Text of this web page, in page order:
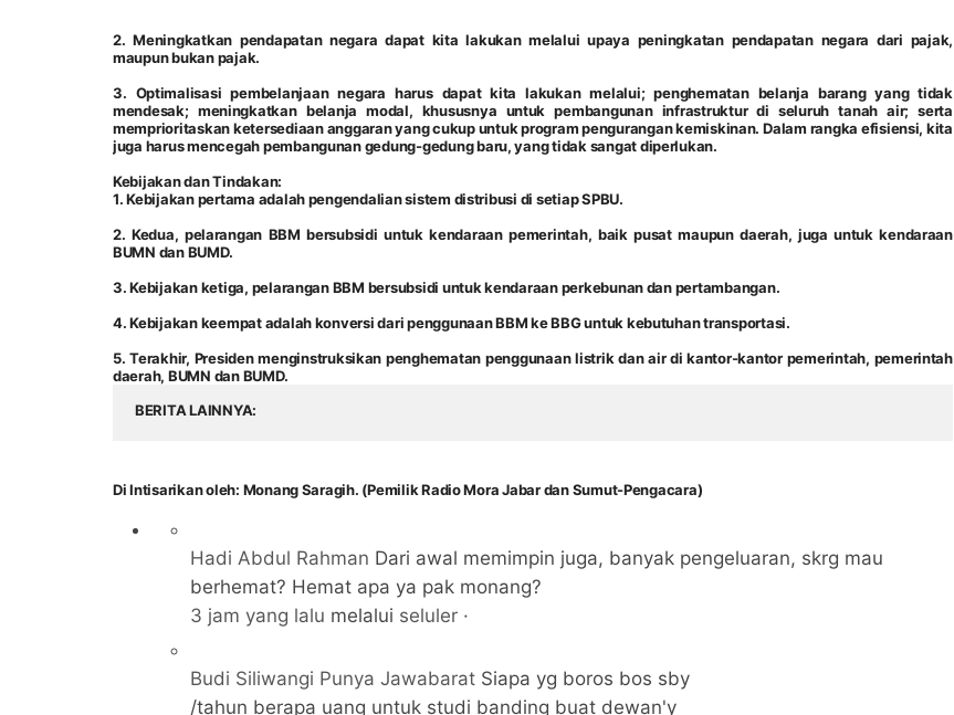
2. Meningkatkan pendapatan negara dapat kita lakukan melalui upaya peningkatan pendapatan negara dari pajak,
maupun bukan pajak.
3. Optimalisasi pembelanjaan negara harus dapat kita lakukan melalui; penghematan belanja barang yang tidak
mendesak; meningkatkan belanja modal, khususnya untuk pembangunan infrastruktur di seluruh tanah air; serta
memprioritaskan ketersediaan anggaran yang cukup untuk program pengurangan kemiskinan. Dalam rangka efisiensi, kita
juga harus mencegah pembangunan gedung-gedung baru, yang tidak sangat diperlukan.
Kebijakan dan Tindakan:
1. Kebijakan pertama adalah pengendalian sistem distribusi di setiap SPBU.
2. Kedua, pelarangan BBM bersubsidi untuk kendaraan pemerintah, baik pusat maupun daerah, juga untuk kendaraan
BUMN dan BUMD.
3. Kebijakan ketiga, pelarangan BBM bersubsidi untuk kendaraan perkebunan dan pertambangan.
4. Kebijakan keempat adalah konversi dari penggunaan BBM ke BBG untuk kebutuhan transportasi.
5. Terakhir, Presiden menginstruksikan penghematan penggunaan listrik dan air di kantor-kantor pemerintah, pemerintah
daerah, BUMN dan BUMD.
BERITA LAINNYA
Di Intisarikan oleh: Monang Saragih. (Pemilik Radio Mora Jabar dan Sumut-Pengacara)
Hadi Abdul Rahman Dari awal memimpin juga, banyak pengeluaran, skrg mau
berhemat? Hemat apa ya pak monang?
3 jam yang lalu melalui seluler ·
Budi Siliwangi Punya Jawabarat Siapa yg boros bos sby
/tahun berapa uang untuk studi banding buat dewan'y